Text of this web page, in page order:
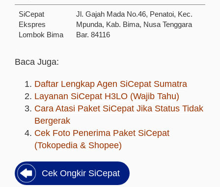
SiCepat
Ekspres
Lombok Bima
Jl. Gajah Mada No.46, Penatoi, Kec.
Mpunda, Kab. Bima, Nusa Tenggara
Bar. 84116
Baca Juga:
Daftar Lengkap Agen SiCepat Sumatra
Layanan SiCepat H3LO (Wajib Tahu)
Cara Atasi Paket SiCepat Jika Status Tidak
Bergerak
Cek Foto Penerima Paket SiCepat
(Tokopedia & Shopee)
Cek Ongkir SiCepat